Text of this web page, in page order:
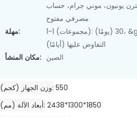
يونيون، موني جرام، حساب
مصرفي مفتوح
مهلة:
1-1 (مجموعات): 30 (يومًا)، &gt;1 (مجموعات): يتم
التفاوض عليها (أيامًا)
مكان المنشأ: الصين
وزن الجهاز (كجم) 550
أبعاد الآلة (مم) 2438*1300*1850